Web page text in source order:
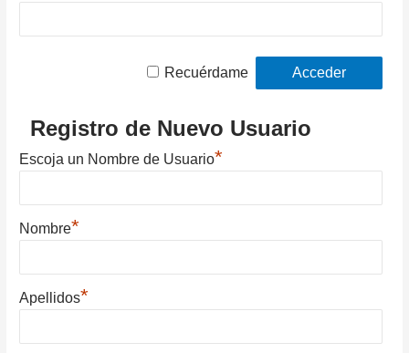
Recuérdame
Registro de Nuevo Usuario
Escoja un Nombre de Usuario*
Nombre*
Apellidos*